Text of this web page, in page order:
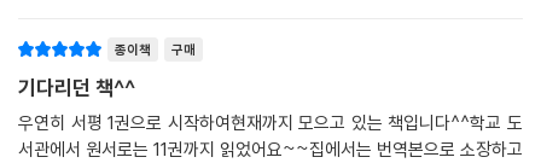
종이책 구매
기다리던 책^^
우연히 서평 1권으로 시작하여현재까지 모으고 있는 책입니다^^학교 도
서관에서 원서로는 11권까지 읽었어요~~집에서는 번역본으로 소장하고